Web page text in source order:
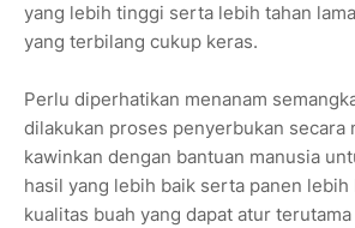
yang lebih tinggi serta lebih tahan
yang terbilang cukup keras.
Perlu diperhatikan menanam
dilakukan proses penyerbukan secara
kawinkan dengan bantuan manusia
hasil yang lebih baik serta panen lebih
kualitas buah yang dapat atur